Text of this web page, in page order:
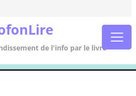
de l'info par le livre